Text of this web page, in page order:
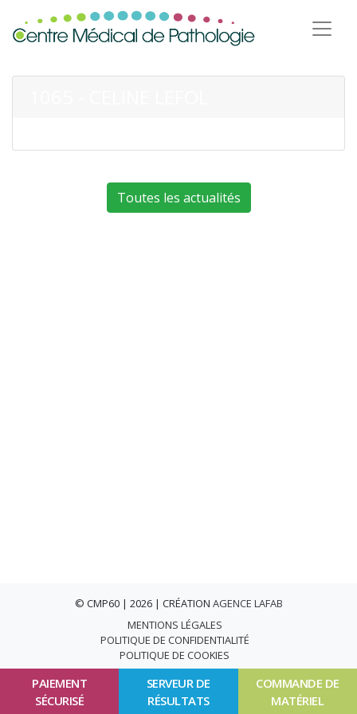
PAIEMENT
SÉCURISÉ
SERVEUR DE
RÉSULTATS
COMMANDE DE
MATÉRIEL
Toutes les actualités
© CMP60 | 2026 | CRÉATION AGENCE LAFAB
MENTIONS LÉGALES
POLITIQUE DE CONFIDENTIALITÉ
POLITIQUE DE COOKIES